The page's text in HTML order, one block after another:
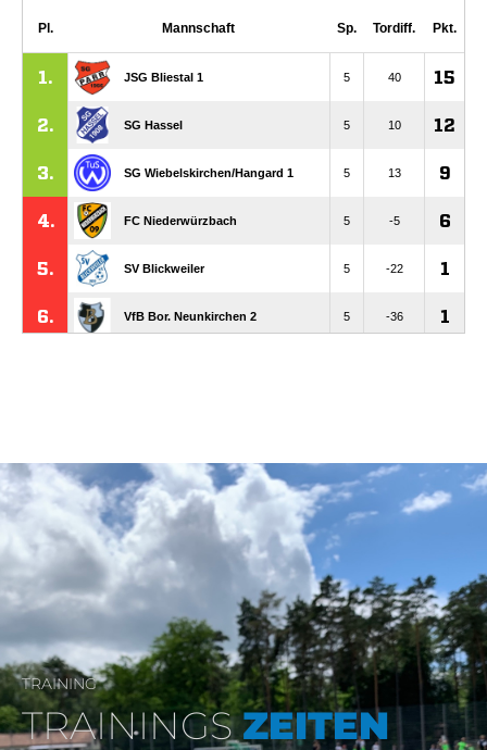
TRAINING
TRAININGSZEITEN